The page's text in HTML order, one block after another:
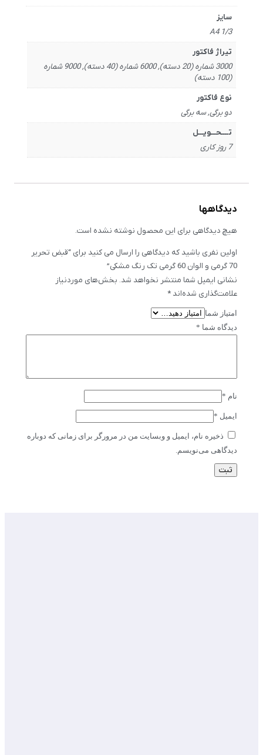
سایز
1/3 A4
تیراژ فاکتور
3000 شماره (20 دسته), 6000 شماره (40 دسته), 9000 شماره
(100 دسته)
نوع فاکتور
دو برگی, سه برگی
تــــحـــویـــل
7 روز کاری
دیدگاهها
هیچ دیدگاهی برای این محصول نوشته نشده است.
اولین نفری باشید که دیدگاهی را ارسال می کنید برای “قبض تحریر
70 گرمی و الوان 60 گرمی تک رنگ مشکی”
نشانی ایمیل شما منتشر نخواهد شد. بخش‌های موردنیاز
علامت‌گذاری شده‌اند *
امتیاز شما
دیدگاه شما *
نام *
ایمیل *
ذخیره نام، ایمیل و وبسایت من در مرورگر برای زمانی که دوباره
دیدگاهی می‌نویسم.